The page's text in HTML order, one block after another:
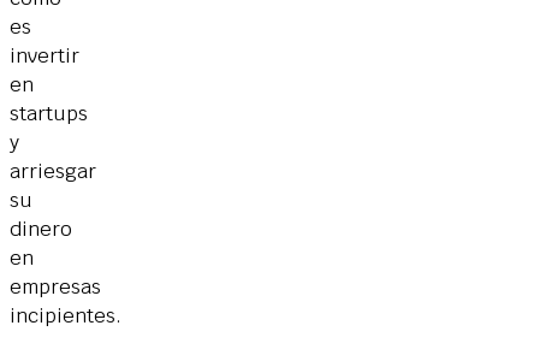
es
invertir
en
startups
y
arriesgar
su
dinero
en
empresas
incipientes.